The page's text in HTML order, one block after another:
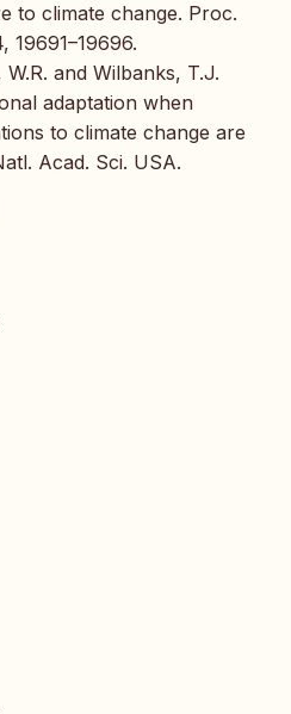
to climate change. Proc.
19691–19696.
W.R. and Wilbanks, T.J.
adaptation when
to climate change are
Acad. Sci. USA.